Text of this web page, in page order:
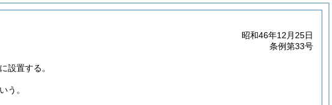
昭和46年12月25日
条例第33号
設置する。
う。